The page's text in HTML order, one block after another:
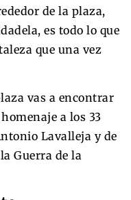
de la plaza,
es todo lo que
que una vez
vas a encontrar
a los 33
Lavalleja y de
Guerra de la